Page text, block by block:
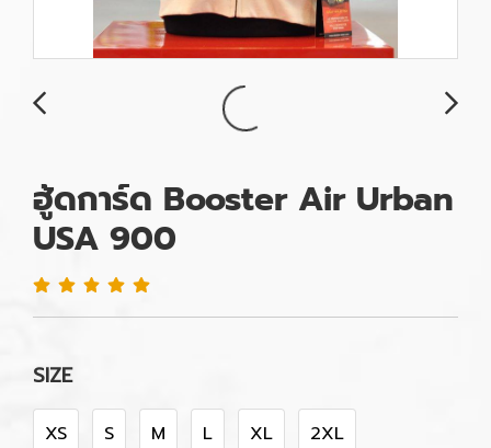
ฮู้ดการ์ด Booster Air Urban
USA 900
SIZE
XS S M L XL 2XL